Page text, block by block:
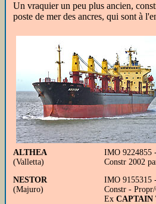
Un vraquier un peu plus ancien,
poste de mer des ancres, qui sont à
ALTHEA
(Valletta)
IMO 9224855
Constr 2002
NESTOR
(Majuro)
IMO 9155315
Constr -
Ex CAPTAIN